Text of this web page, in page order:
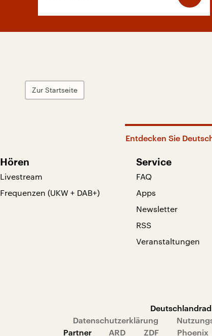
Zur Startseite
Entdecken Sie
Hören
Livestream
Frequenzen (UKW + DAB+)
Service
FAQ
Apps
Newsletter
RSS
Veranstaltungen
Datenschutzerklärung
Partner
ARD ZDF Phoenix